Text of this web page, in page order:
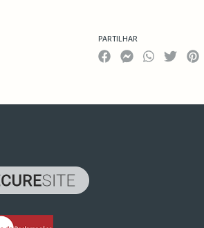
PARTILHAR